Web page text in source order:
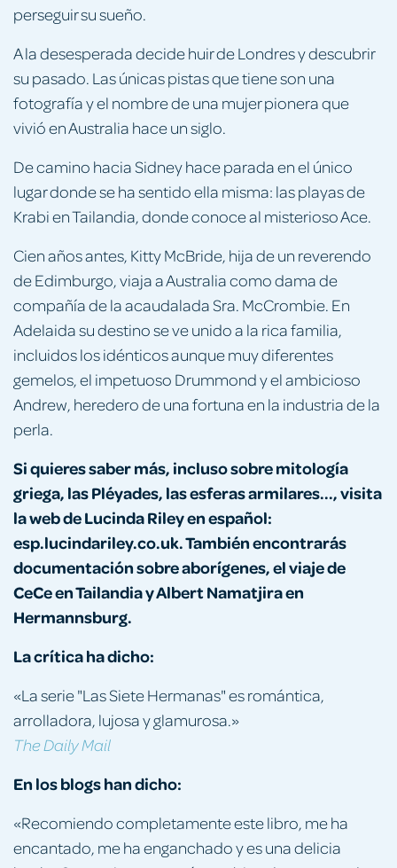
perseguir su sueño.
A la desesperada decide huir de Londres y descubrir
su pasado. Las únicas pistas que tiene son una
fotografía y el nombre de una mujer pionera que
vivió en Australia hace un siglo.
De camino hacia Sidney hace parada en el único
lugar donde se ha sentido ella misma: las playas de
Krabi en Tailandia, donde conoce al misterioso Ace.
Cien años antes, Kitty McBride, hija de un reverendo
de Edimburgo, viaja a Australia como dama de
compañía de la acaudalada Sra. McCrombie. En
Adelaida su destino se ve unido a la rica familia,
incluidos los idénticos aunque muy diferentes
gemelos, el impetuoso Drummond y el ambicioso
Andrew, heredero de una fortuna en la industria de la
perla.
Si quieres saber más, incluso sobre mitología
griega, las Pléyades, las esferas armilares..., visita
la web de Lucinda Riley en español:
esp.lucindariley.co.uk. También encontrarás
documentación sobre aborígenes, el viaje de
CeCe en Tailandia y Albert Namatjira en
Hermannsburg.
La crítica ha dicho:
«La serie "Las Siete Hermanas" es romántica,
arrolladora, lujosa y glamurosa.»
The Daily Mail
En los blogs han dicho:
«Recomiendo completamente este libro, me ha
encantado, me ha enganchado y es una delicia